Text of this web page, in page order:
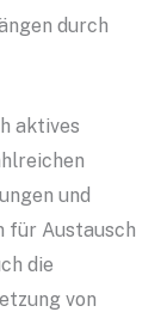
durch
aktives
und
für Austausch
die
von